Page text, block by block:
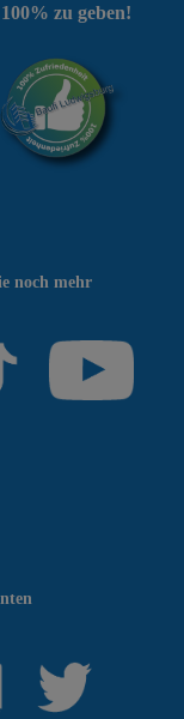
noch mehr
zu geben!